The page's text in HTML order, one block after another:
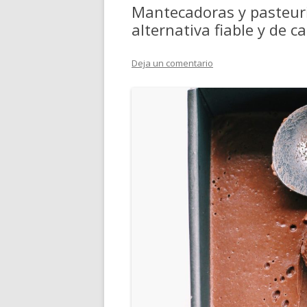
Mantecadoras y
alternativa fiable y de
Deja un comentario